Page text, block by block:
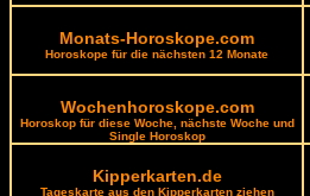
Monats-Horoskope.com
Horoskope für die nächsten 12 Monate
Wochenhoroskope.com
Horoskop für diese Woche, nächste Woche und
Single Horoskop
Kipperkarten.de
Tageskarte aus den Kipperkarten ziehen